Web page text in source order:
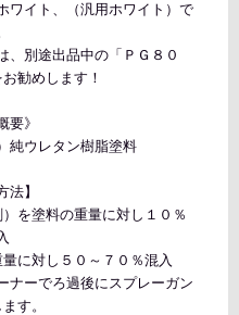
ワイト、（汎用ホワイト）で
、別途出品中の「ＰＧ８０
勧めします！
要》
純ウレタン樹脂塗料
法】
を塗料の重量に対し１０％
に対し５０～７０％混入
ナーでろ過後にスプレーガン
す。